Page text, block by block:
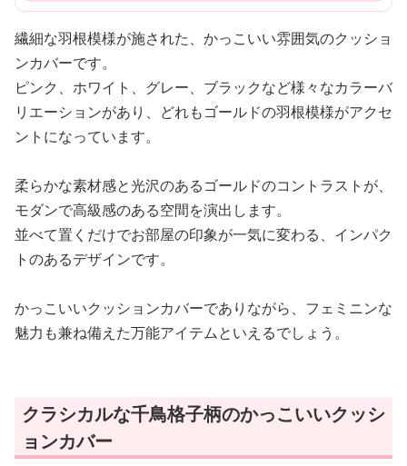
繊細な羽根模様が施された、かっこいい雰囲気のクッショ
ンカバーです。
ピンク、ホワイト、グレー、ブラックなど様々なカラーバ
リエーションがあり、どれもゴールドの羽根模様がアクセ
ントになっています。
柔らかな素材感と光沢のあるゴールドのコントラストが、
モダンで高級感のある空間を演出します。
並べて置くだけでお部屋の印象が一気に変わる、インパク
トのあるデザインです。
かっこいいクッションカバーでありながら、フェミニンな
魅力も兼ね備えた万能アイテムといえるでしょう。
クラシカルな千鳥格子柄のかっこいいクッシ
ョンカバー